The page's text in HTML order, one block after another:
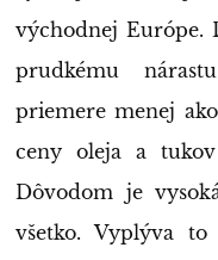
východnej Európe.
prudkému
priemere menej
ceny oleja a
Dôvodom je
všetko. Vyplýva